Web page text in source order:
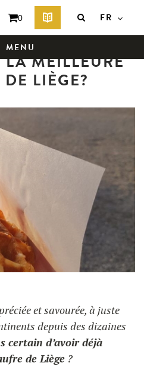
MENU
BLOG
FAQ
ET DEVIS
0 FR
des actualités
MEILLEURE
LIÈGE?
et savourée, à juste
depuis des dizaines
certain d’avoir déjà
de Liège ?